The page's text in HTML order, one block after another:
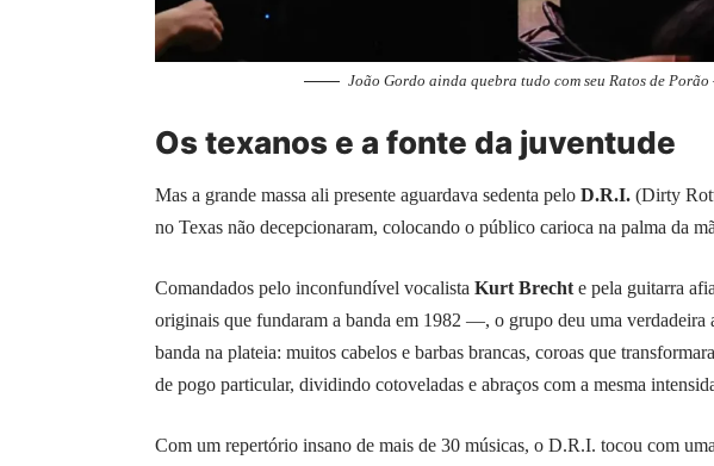
João Gordo ainda quebra tudo com seu Ratos de
Os texanos e a fonte da juventude
Mas a grande massa ali presente aguardava sedenta pelo D.R.I. (Dirty
no Texas não decepcionaram, colocando o público carioca na palma da
Comandados pelo inconfundível vocalista Kurt Brecht e pela guitarra
originais que fundaram a banda em 1982 —, o grupo deu uma verdadeira
banda na plateia: muitos cabelos e barbas brancas, coroas que
de pogo particular, dividindo cotoveladas e abraços com a mesma
Com um repertório insano de mais de 30 músicas, o D.R.I. tocou com